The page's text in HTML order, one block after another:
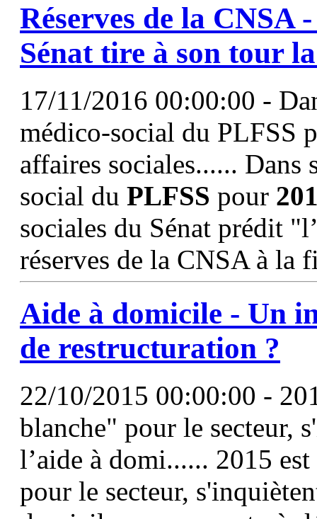
Réserves de la CNSA
Sénat tire à son tour
17/11/2016 00:00:00 -
médico-social du PLFSS
affaires sociales......
social du PLFSS pour
sociales du Sénat prédit
réserves de la CNSA à la
Aide à domicile - Un
de restructuration ?
22/10/2015 00:00:00 -
blanche" pour le secteur,
l’aide à domi...... 2015
pour le secteur,